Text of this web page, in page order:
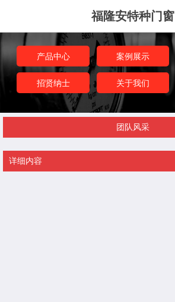
福隆安特种门窗
产品中心 案例展示
招贤纳士 关于我们
团队风采
详细内容